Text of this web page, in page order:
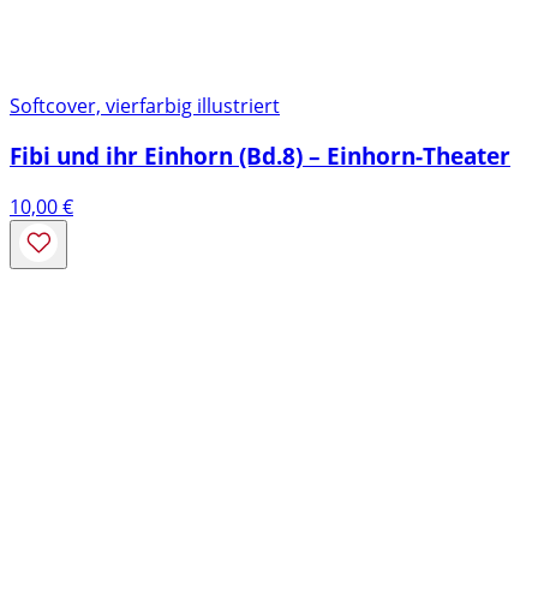
Softcover, vierfarbig illustriert
Fibi und ihr Einhorn (Bd.8) – Einhorn-Theater
10,00€